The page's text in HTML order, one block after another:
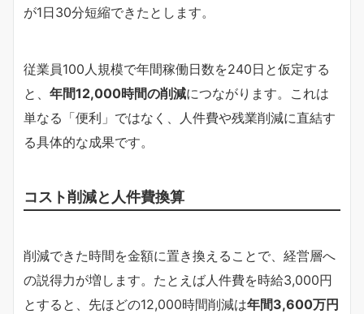
が1日30分短縮できたとします。
従業員100人規模で年間稼働日数を240日と仮定する
と、 年間12,000時間の削減につながります。これは
単なる「便利」ではなく、人件費や残業削減に直結す
る具体的な成果です。
コスト削減と人件費換算
削減できた時間を金額に置き換えることで、経営層へ
の説得力が増します。たとえば人件費を時給3,000円
とすると、先ほどの12,000時間削減は年間3,600万円